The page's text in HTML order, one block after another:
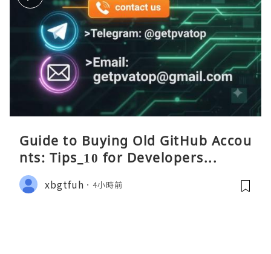
Guide to Buying Old GitHub Accou
nts: Tips_10 for Developers...
xbgtfuh 4小時前